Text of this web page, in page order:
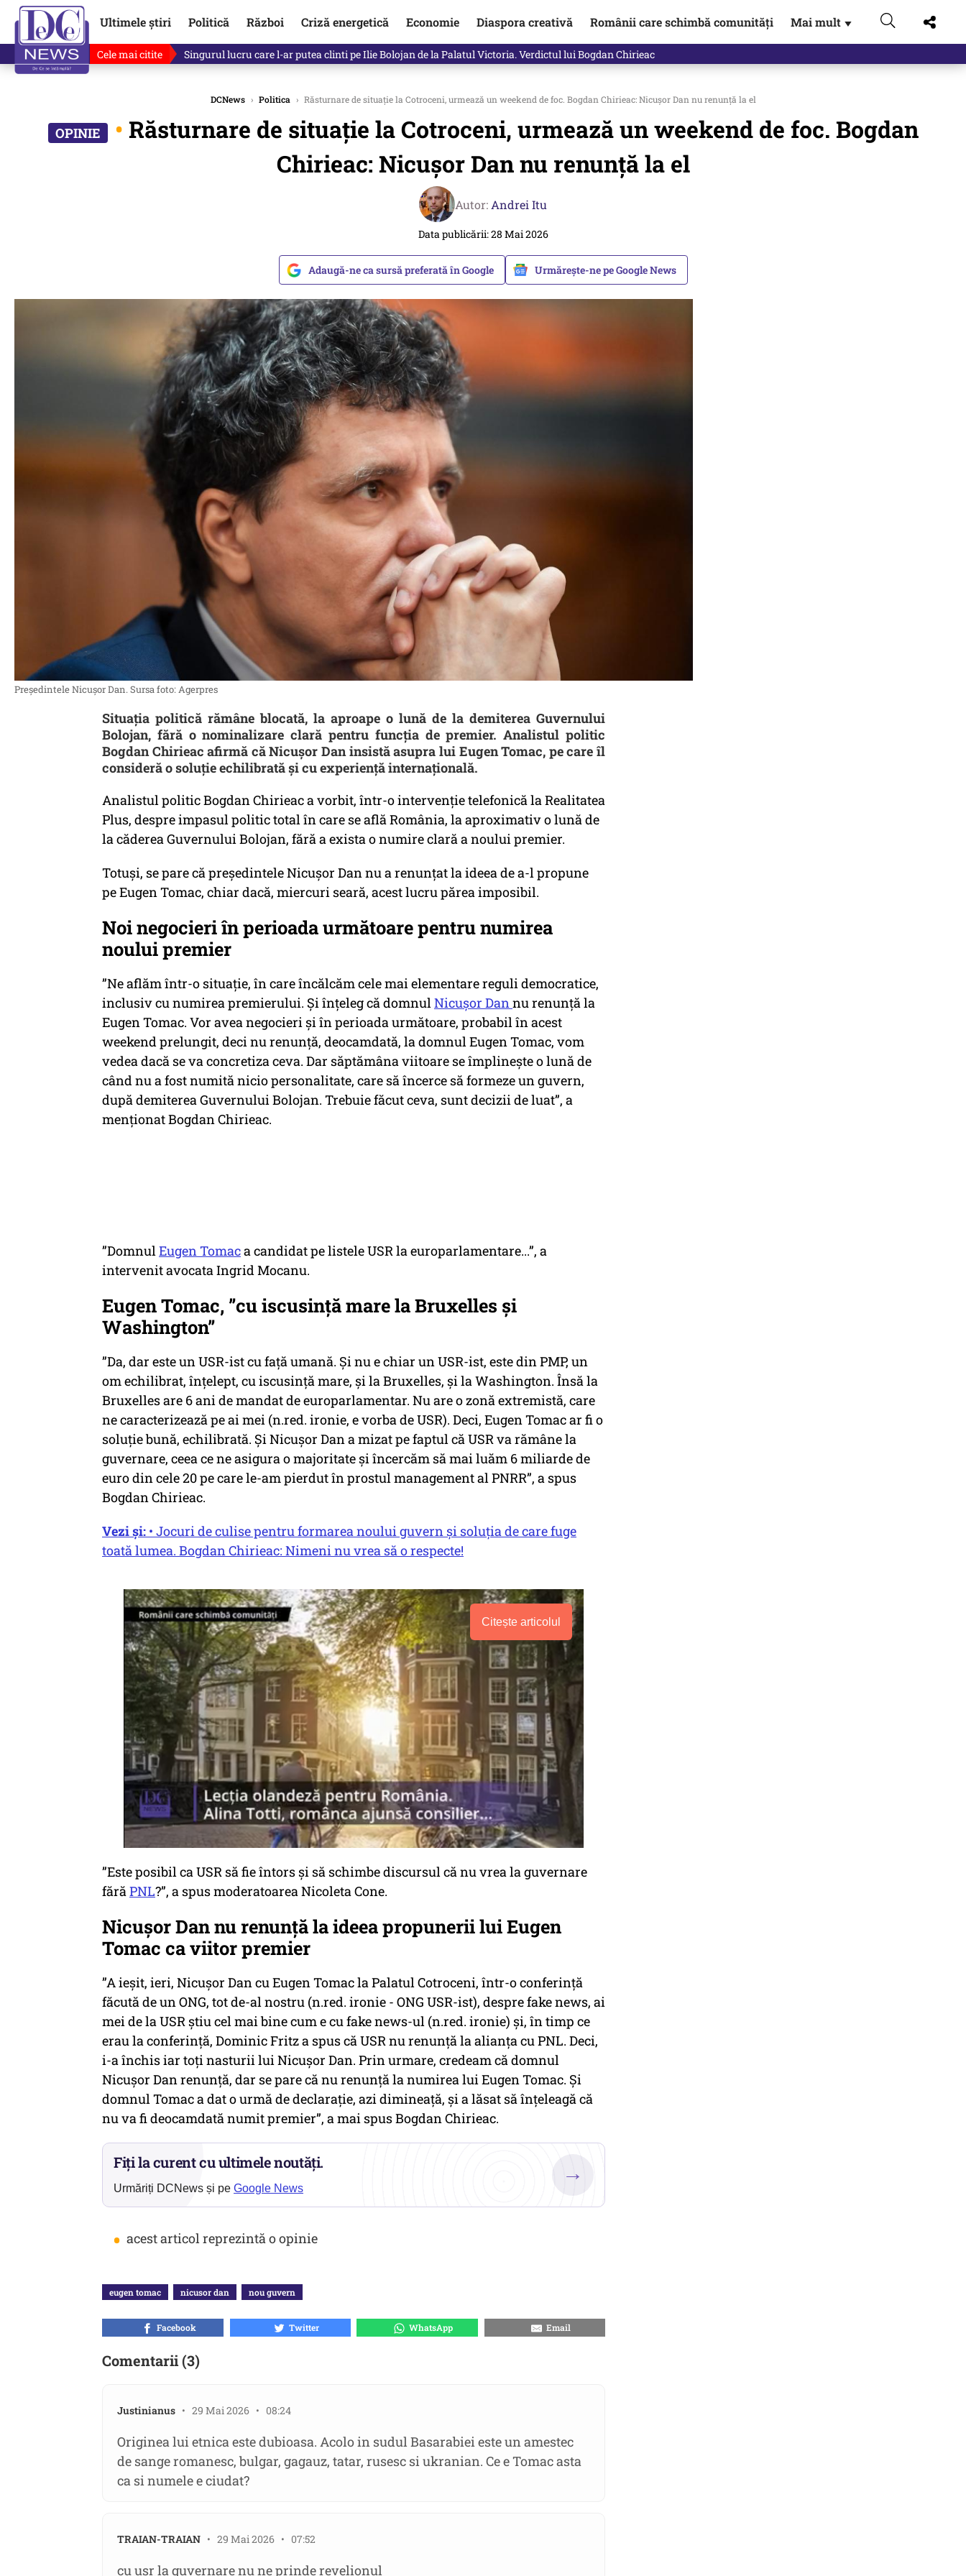
Ultimele știri Politică Război Criză energetică Economie Diaspora creativă Românii care schimbă comunități Mai mult ▼
Cele mai citite Singurul lucru care l-ar putea clinti pe Ilie Bolojan de la Palatul Victoria. Verdictul lui Bogdan Chirieac
DCNews › Politica › Răsturnare de situație la Cotroceni, urmează un weekend de foc. Bogdan Chirieac: Nicușor Dan nu renunță la el
• Răsturnare de situație la Cotroceni, urmează un weekend de foc. Bogdan
Chirieac: Nicușor Dan nu renunță la el
Autor: Andrei Itu
Data publicării: 28 Mai 2026
Adaugă-ne ca sursă preferată în Google Urmărește-ne pe Google News
Președintele Nicușor Dan. Sursa foto: Agerpres
Situația politică rămâne blocată, la aproape o lună de la demiterea Guvernului
Bolojan, fără o nominalizare clară pentru funcția de premier. Analistul politic
Bogdan Chirieac afirmă că Nicușor Dan insistă asupra lui Eugen Tomac, pe care îl
consideră o soluție echilibrată și cu experiență internațională.
Analistul politic Bogdan Chirieac a vorbit, într-o intervenție telefonică la Realitatea
Plus, despre impasul politic total în care se află România, la aproximativ o lună de
la căderea Guvernului Bolojan, fără a exista o numire clară a noului premier.
Totuși, se pare că președintele Nicușor Dan nu a renunțat la ideea de a-l propune
pe Eugen Tomac, chiar dacă, miercuri seară, acest lucru părea imposibil.
Noi negocieri în perioada următoare pentru numirea
noului premier
”Ne aflăm într-o situație, în care încălcăm cele mai elementare reguli democratice,
inclusiv cu numirea premierului. Și înțeleg că domnulNicușor Dannu renunță la
Eugen Tomac. Vor avea negocieri și în perioada următoare, probabil în acest
weekend prelungit, deci nu renunță, deocamdată, la domnul Eugen Tomac, vom
vedea dacă se va concretiza ceva. Dar săptămâna viitoare se împlinește o lună de
când nu a fost numită nicio personalitate, care să încerce să formeze un guvern,
după demiterea Guvernului Bolojan. Trebuie făcut ceva, sunt decizii de luat”, a
menționat Bogdan Chirieac.
”DomnulEugen Tomaca candidat pe listele USR la europarlamentare...”, a
intervenit avocata Ingrid Mocanu.
Eugen Tomac, ”cu iscusință mare la Bruxelles și
Washington”
”Da, dar este un USR-ist cu față umană. Și nu e chiar un USR-ist, este din PMP, un
om echilibrat, înțelept, cu iscusință mare, și la Bruxelles, și la Washington. Însă la
Bruxelles are 6 ani de mandat de europarlamentar. Nu are o zonă extremistă, care
ne caracterizează pe ai mei (n.red. ironie, e vorba de USR). Deci, Eugen Tomac ar fi o
soluție bună, echilibrată. Și Nicușor Dan a mizat pe faptul că USR va rămâne la
guvernare, ceea ce ne asigura o majoritate și încercăm să mai luăm 6 miliarde de
euro din cele 20 pe care le-am pierdut în prostul management al PNRR”, a spus
Bogdan Chirieac.
Vezi și: • Jocuri de culise pentru formarea noului guvern și soluția de care fuge
toată lumea. Bogdan Chirieac: Nimeni nu vrea să o respecte!
Citește articolul
”Este posibil ca USR să fie întors și să schimbe discursul că nu vrea la guvernare
fărăPNL?”, a spus moderatoarea Nicoleta Cone.
Nicușor Dan nu renunță la ideea propunerii lui Eugen
Tomac ca viitor premier
”A ieșit, ieri, Nicușor Dan cu Eugen Tomac la Palatul Cotroceni, într-o conferință
făcută de un ONG, tot de-al nostru (n.red. ironie - ONG USR-ist), despre fake news, ai
mei de la USR știu cel mai bine cum e cu fake news-ul (n.red. ironie) și, în timp ce
erau la conferință, Dominic Fritz a spus că USR nu renunță la alianța cu PNL. Deci,
i-a închis iar toți nasturii lui Nicușor Dan. Prin urmare, credeam că domnul
Nicușor Dan renunță, dar se pare că nu renunță la numirea lui Eugen Tomac. Și
domnul Tomac a dat o urmă de declarație, azi dimineață, și a lăsat să înțeleagă că
nu va fi deocamdată numit premier”, a mai spus Bogdan Chirieac.
Fiți la curent cu ultimele noutăți.
Urmăriți DCNews și pe Google News
→
• acest articol reprezintă o opinie
eugen tomac nicusor dan nou guvern
Facebook Twitter WhatsApp Email
Comentarii (3)
Justinianus • 29 Mai 2026 • 08:24
Originea lui etnica este dubioasa. Acolo in sudul Basarabiei este un amestec
de sange romanesc, bulgar, gagauz, tatar, rusesc si ukranian. Ce e Tomac asta
ca si numele e ciudat?
TRAIAN-TRAIAN • 29 Mai 2026 • 07:52
cu usr la guvernare nu ne prinde revelionul